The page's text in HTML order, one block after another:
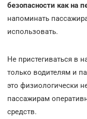
безопасности как на
напоминать
использовать.
Не пристегиваться в
только водителям и
это физиологически
пассажирам
средств.